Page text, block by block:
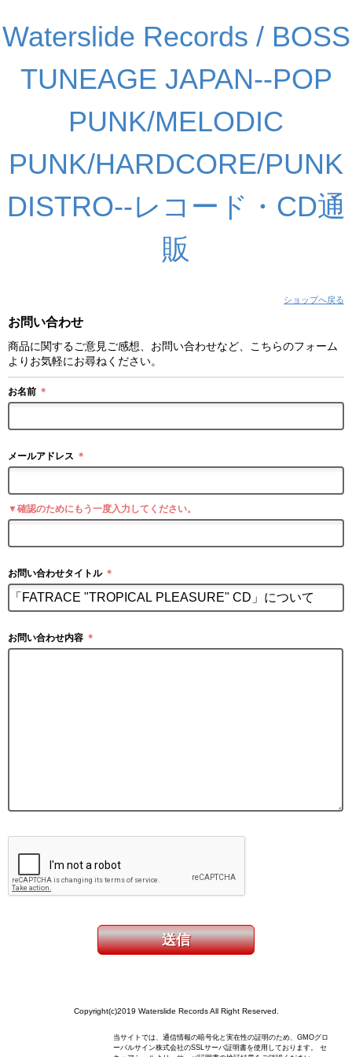
Waterslide Records / BOSS
TUNEAGE JAPAN--POP
PUNK/MELODIC
PUNK/HARDCORE/PUNK
DISTRO--レコード・CD通
販
ショップへ戻る
お問い合わせ
商品に関するご意見ご感想、お問い合わせなど、こちらのフォーム
よりお気軽にお尋ねください。
お名前 ＊
メールアドレス ＊
▼確認のためにもう一度入力してください。
お問い合わせタイトル ＊
お問い合わせ内容 ＊
Copyright(c)2019 Waterslide Records All Right Reserved.
当サイトでは、通信情報の暗号化と実在性の証明のため、GMOグロ
ーバルサイン株式会社のSSLサーバ証明書を使用しております。 セ